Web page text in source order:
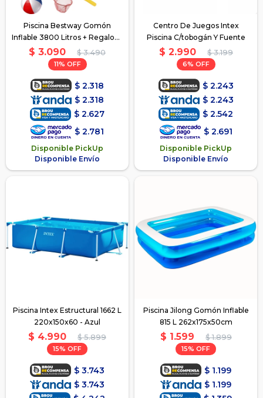
Piscina Bestway Gomón
Inflable 3800 Litros + Regalos -
Azul
$ 3.090 $ 3.490
11
$ 2.318
$ 2.318
$ 2.627
$ 2.781
Disponible PickUp
Disponible Envío
Centro De Juegos Intex
Piscina C/tobogán Y Fuente
$ 2.990 $ 3.199
6
$ 2.243
$ 2.243
$ 2.542
$ 2.691
Disponible PickUp
Disponible Envío
Piscina Intex Estructural 1662 L
220x150x60 - Azul
$ 4.990 $ 5.899
15
$ 3.743
$ 3.743
Piscina Jilong Gomón Inflable
815 L 262x175x50cm
$ 1.599 $ 1.899
15
$ 1.199
$ 1.199